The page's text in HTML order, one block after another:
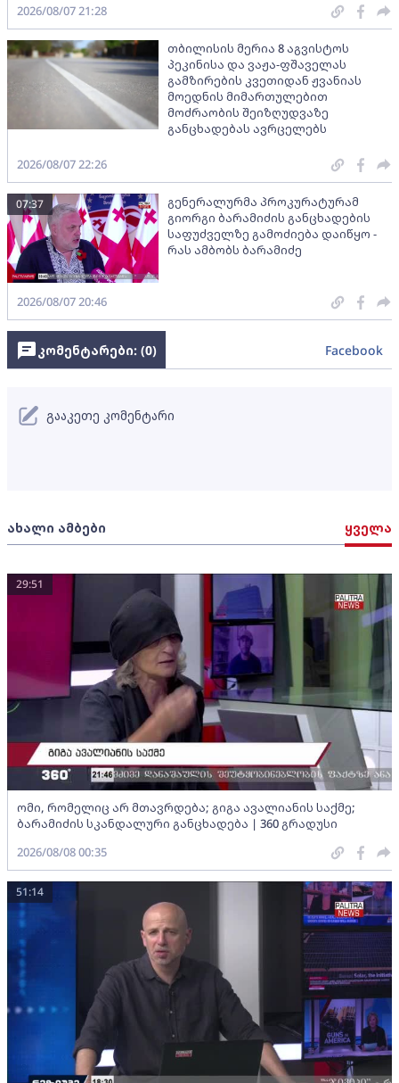
2026/08/07 21:28
თბილისის მერია 8 აგვისტოს
პეკინისა და ვაჟა-ფშაველას
გამზირების კვეთიდან ჟვანიას
მოედნის მიმართულებით
მოძრაობის შეიზღუდვაზე
განცხადებას ავრცელებს
2026/08/07 22:26
გენერალურმა პროკურატურამ
გიორგი ბარამიძის განცხადების
საფუძველზე გამოძიება დაიწყო -
რას ამბობს ბარამიძე
07:37
2026/08/07 20:46
ახალი ამბები ყველა
ომი, რომელიც არ მთავრდება; გიგა ავალიანის საქმე;
ბარამიძის სკანდალური განცხადება | 360 გრადუსი
29:51
2026/08/08 00:35
51:14
კომენტარები: (0) Facebook
გააკეთე კომენტარი